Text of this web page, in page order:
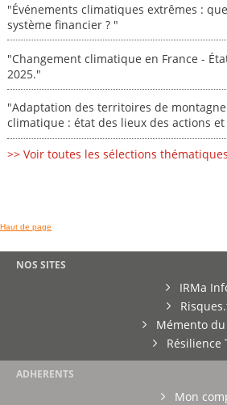
"Événements climatiques extrêmes :
système financier ? "
"Changement climatique en France -
2025."
"Adaptation des territoires de
climatique : état des lieux des actions
>> Voir toutes les sélections thématiques
Haut de page
NOS SITES
IRMa
Mémento
Résilience
ADHERENTS
Mon